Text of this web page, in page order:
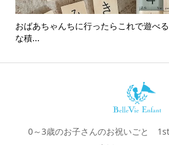
おばあちゃんちに行ったらこれで遊べ
な積...
0～3歳のお子さんのお祝いごと